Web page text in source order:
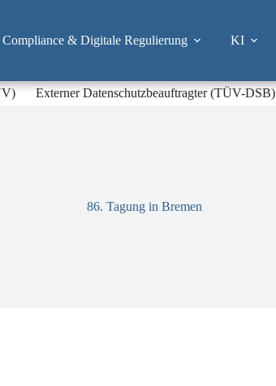
Compliance & Digitale Regulierung KI
Externer Datenschutzbeauftragter (TÜV-DSB)
86. Tagung in Bremen